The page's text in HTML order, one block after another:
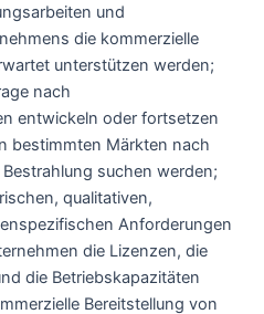
und
die kommerzielle
unterstützen werden;
nach
entwickeln oder fortsetzen
bestimmten Märkten nach
suchen werden;
qualitativen,
Anforderungen
die Lizenzen, die
die Betriebskapazitäten
Bereitstellung von